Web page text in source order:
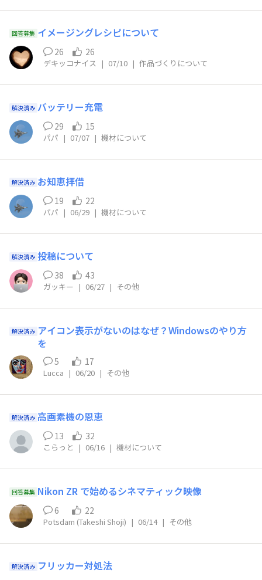
回答募集 イメージングレシピについて
26 26
デキッコナイス | 07/10 | 作品づくりについて
解決済み バッテリー充電
29 15
パパ | 07/07 | 機材について
解決済み お知恵拝借
19 22
パパ | 06/29 | 機材について
解決済み 投稿について
38 43
ガッキー | 06/27 | その他
解決済み アイコン表示がないのはなぜ？Windowsのやり方
を
5 17
Lucca | 06/20 | その他
解決済み 高画素機の恩恵
13 32
こらっと | 06/16 | 機材について
回答募集 Nikon ZR で始めるシネマティック映像
6 22
Potsdam (Takeshi Shoji) | 06/14 | その他
解決済み フリッカー対処法